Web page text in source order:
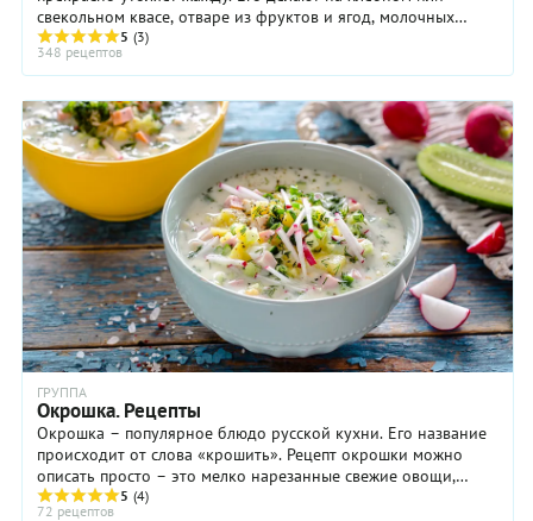
а
пропорции
подгонять
вкус.
свекольном квасе, отваре из фруктов и ягод, молочных
продуктах – простокваше, сыворотке, кефире ...
5 (3)
348 рецептов
ГРУППА
Окрошка. Рецепты
Окрошка – популярное блюдо русской кухни. Его название
происходит от слова «крошить». Рецепт окрошки можно
описать просто – это мелко нарезанные свежие овощи,
залитые холодной жидкостью. Традиционной ...
5 (4)
72 рецептов